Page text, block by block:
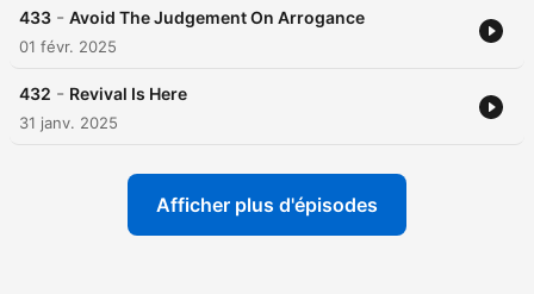
433 - Avoid The Judgement On Arrogance
01 févr. 2025
432 - Revival Is Here
31 janv. 2025
Afficher plus d'épisodes